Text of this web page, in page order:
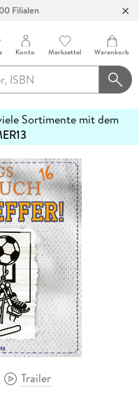
Filialen
Konto Merkzettel Warenkorb
Sortimente mit dem
Trailer